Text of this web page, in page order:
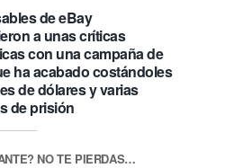
de eBay
a unas críticas
con una campaña de
ha acabado costándoles
de dólares y varias
de prisión
NO TE PIERDAS…